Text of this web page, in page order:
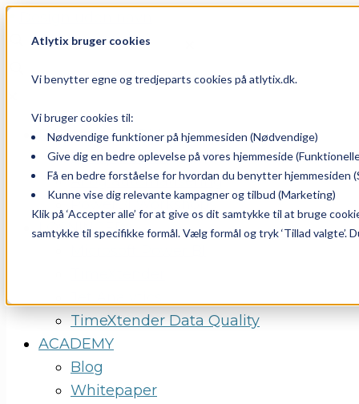
Atlytix bruger cookies
Vi benytter egne og tredjeparts cookies på atlytix.dk.
Vi bruger cookies til:
Nødvendige funktioner på hjemmesiden (Nødvendige)
Give dig en bedre oplevelse på vores hjemmeside
Få en bedre forståelse for hvordan du benytter hjemmesiden
Kunne vise dig relevante kampagner og tilbud (Marketing)
Klik på ‘Accepter alle’ for at give os dit samtykke til at bruge
samtykke til specifikke formål. Vælg formål og tryk ‘Tillad
DATAPLATFORM
Dataplatform
AI og automatisering
PowerBI Workshops
LØSNINGER
TimeXtender Data Quality
ACADEMY
Blog
Whitepaper